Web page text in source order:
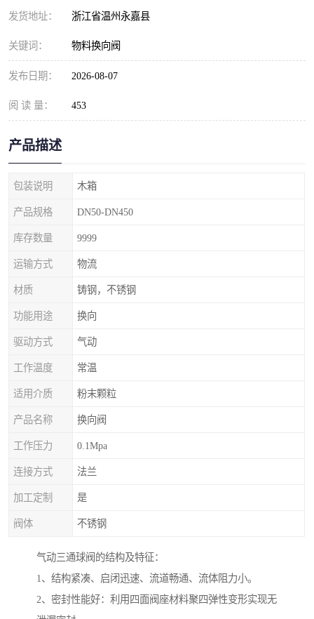
发货地址： 浙江省温州永嘉县
关键词： 物料换向阀
发布日期： 2026-08-07
阅 读 量： 453
产品描述
包装说明 木箱
产品规格 DN50-DN450
库存数量 9999
运输方式 物流
材质 铸钢，不锈钢
功能用途 换向
驱动方式 气动
工作温度 常温
适用介质 粉末颗粒
产品名称 换向阀
工作压力 0.1Mpa
连接方式 法兰
加工定制 是
阀体 不锈钢
气动三通球阀的结构及特征：
1、结构紧凑、启闭迅速、流道畅通、流体阻力小。
2、密封性能好：利用四面阀座材料聚四弹性变形实现无